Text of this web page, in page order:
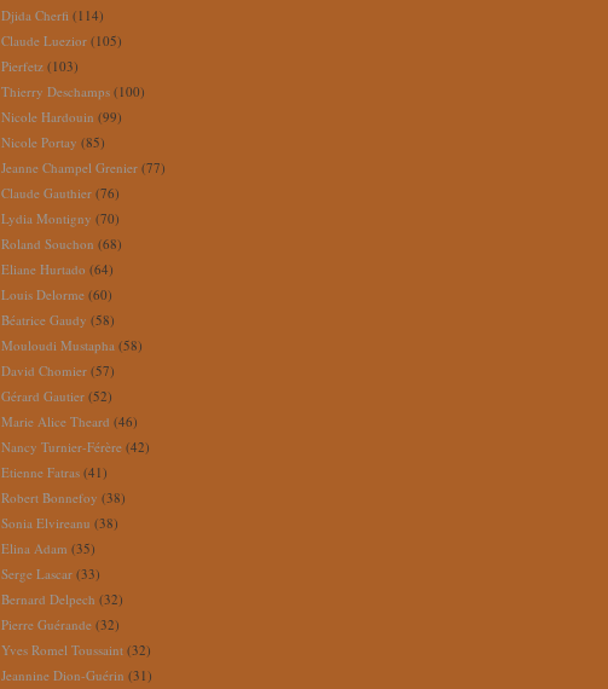
Djida Cherfi (114)
Claude Luezior (105)
Pierfetz (103)
Thierry Deschamps (100)
Nicole Hardouin (99)
Nicole Portay (85)
Jeanne Champel Grenier (77)
Claude Gauthier (76)
Lydia Montigny (70)
Roland Souchon (68)
Eliane Hurtado (64)
Louis Delorme (60)
Béatrice Gaudy (58)
Mouloudi Mustapha (58)
David Chomier (57)
Gérard Gautier (52)
Marie Alice Theard (46)
Nancy Turnier-Férère (42)
Etienne Fatras (41)
Robert Bonnefoy (38)
Sonia Elvireanu (38)
Elina Adam (35)
Serge Lascar (33)
Bernard Delpech (32)
Pierre Guérande (32)
Yves Romel Toussaint (32)
Jeannine Dion-Guérin (31)